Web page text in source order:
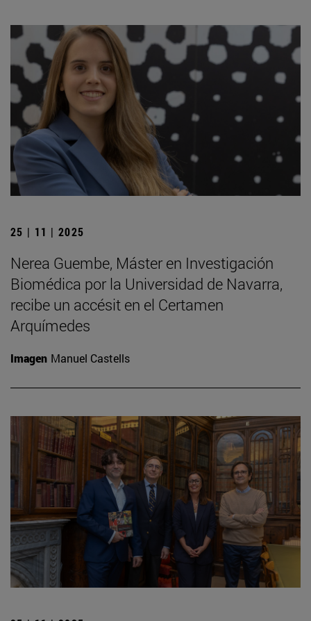
25 | 11 | 2025
Nerea Guembe, Máster en Investigación
Biomédica por la Universidad de Navarra,
recibe un accésit en el Certamen
Arquímedes
Imagen Manuel Castells